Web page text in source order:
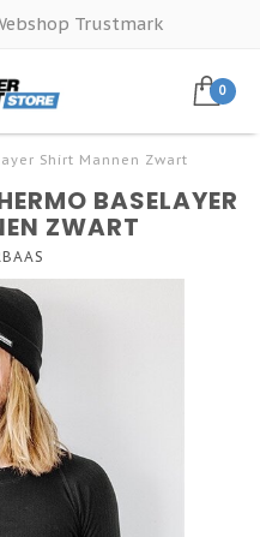
Trustmark
0
Shirt Mannen Zwart
BASELAYER
ZWART